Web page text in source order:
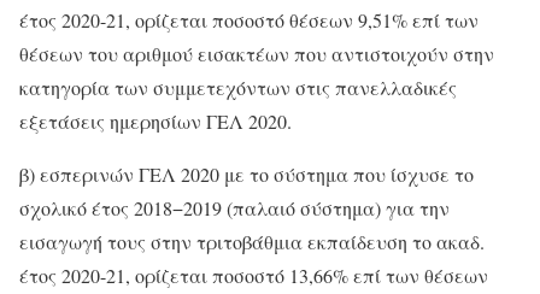
έτος 2020-21, ορίζεται ποσοστό θέσεων 9,51% επί των
θέσεων του αριθμού εισακτέων που αντιστοιχούν στην
κατηγορία των συμμετεχόντων στις πανελλαδικές
εξετάσεις ημερησίων ΓΕΛ 2020.
β) εσπερινών ΓΕΛ 2020 με το σύστημα που ίσχυσε το
σχολικό έτος 2018−2019 (παλαιό σύστημα) για την
εισαγωγή τους στην τριτοβάθμια εκπαίδευση το ακαδ.
έτος 2020-21, ορίζεται ποσοστό 13,66% επί των θέσεων